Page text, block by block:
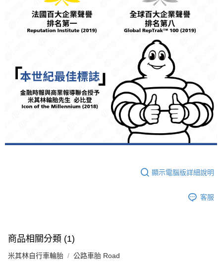
顯示電腦版詳細說明
客服
商品相關分類 (1)
米其林自行車輪胎 公路車胎 Road